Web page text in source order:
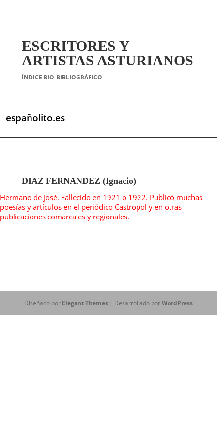
ESCRITORES Y
ARTISTAS ASTURIANOS
ÍNDICE BIO-BIBLIOGRÁFICO
españolito.es
DIAZ FERNANDEZ (Ignacio)
Hermano de José. Fallecido en 1921 o 1922. Publicó muchas
poesías y artículos en el periódico Castropol y en otras
publicaciones comarcales y regionales.
Diseñado por Elegant Themes| Desarrollado porWordPress